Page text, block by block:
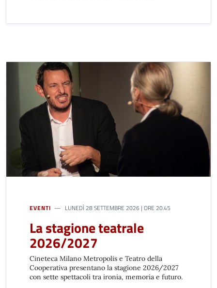
EVENTI LUNEDÌ 28 SETTEMBRE 2026 | ORE 20.45
La stagione teatrale
2026/2027
Cineteca Milano Metropolis e Teatro della
Cooperativa presentano la stagione 2026/2027
con sette spettacoli tra ironia, memoria e futuro.